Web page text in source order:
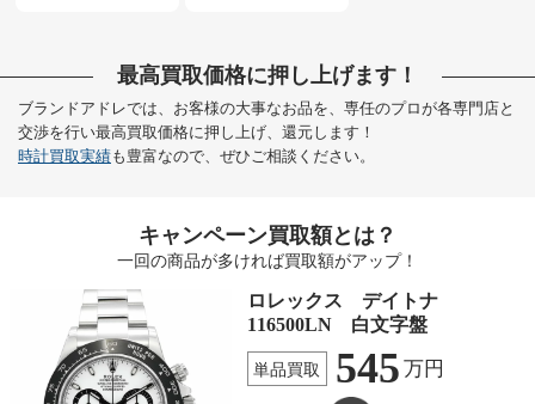
最高買取価格に押し上げます！
ブランドアドレでは、お客様の大事なお品を、専任のプロが各専門店と
交渉を行い最高買取価格に押し上げ、還元します！
時計買取実績も豊富なので、ぜひご相談ください。
キャンペーン買取額とは？
一回の商品が多ければ買取額がアップ！
ロレックス デイトナ
116500LN 白文字盤
単品買取 545 万円